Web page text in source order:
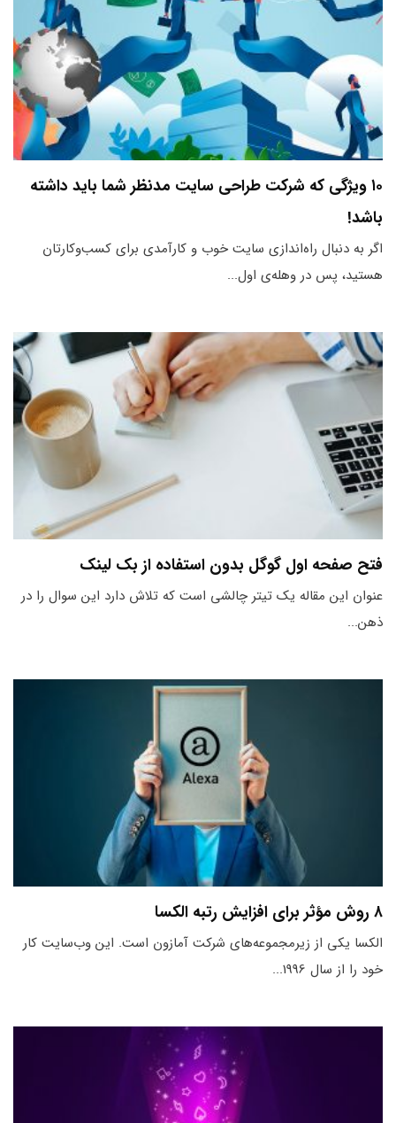
۱۰ ویژگی که شرکت طراحی سایت مدنظر شما باید داشته
باشد!
اگر به دنبال راه‌اندازی سایت خوب و کارآمدی برای کسب‌وکارتان
هستید، پس در وهله‌ی اول...
فتح صفحه اول گوگل بدون استفاده از بک لینک
عنوان این مقاله یک تیتر چالشی است که تلاش دارد این سوال را در
ذهن...
۸ روش مؤثر برای افزایش رتبه الکسا
الکسا یکی از زیرمجموعه‌های شرکت آمازون است. این وب‌سایت کار
خود را از سال 1996...